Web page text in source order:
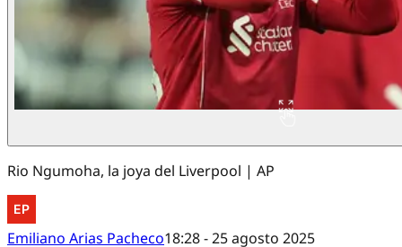
Rio Ngumoha, la joya del Liverpool | AP
Emiliano Arias Pacheco18:28 - 25 agosto 2025